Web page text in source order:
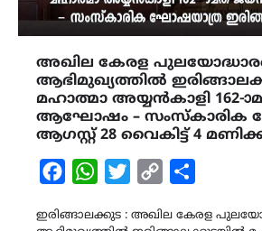
അഖില കേരള
ആഭിമുഖ്യത്തിൽ
മഹാത്മാ അയ്യൻകാളി 162-
ആഘോഷം – സംസ്കാരിക
ആഗസ്റ്റ് 28 വൈകിട്ട് 4
FacebookWhatsAppTwitterCopy
ഇരിങ്ങാലക്കുട : അഖില കേരള